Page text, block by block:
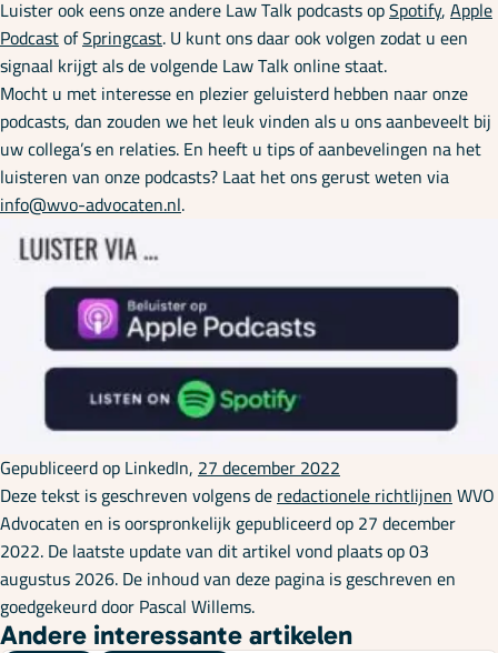
Luister ook eens onze andere Law Talk podcasts opSpotify,Apple
PodcastofSpringcast. U kunt ons daar ook volgen zodat u een
signaal krijgt als de volgende Law Talk online staat.
Mocht u met interesse en plezier geluisterd hebben naar onze
podcasts, dan zouden we het leuk vinden als u ons aanbeveelt bij
uw collega’s en relaties. En heeft u tips of aanbevelingen na het
luisteren van onze podcasts? Laat het ons gerust weten via
info@wvo-advocaten.nl.
Gepubliceerd op LinkedIn,27 december 2022
Deze tekst is geschreven volgens deredactionele richtlijnenWVO
Advocaten en is oorspronkelijk gepubliceerd op 27 december
2022. De laatste update van dit artikel vond plaats op 03
augustus 2026. De inhoud van deze pagina is geschreven en
goedgekeurd door Pascal Willems.
Andere interessante artikelen